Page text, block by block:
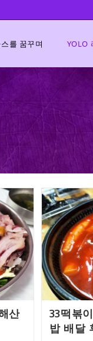
를 꿈꾸며 YOLO
산
33떡볶
밥 배달